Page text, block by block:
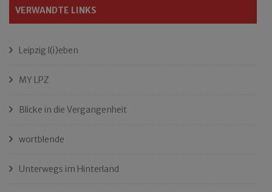
VERWANDTE LINKS
Leipzig l(i)eben
MY LPZ
Blicke in die Vergangenheit
wortblende
Unterwegs im Hinterland